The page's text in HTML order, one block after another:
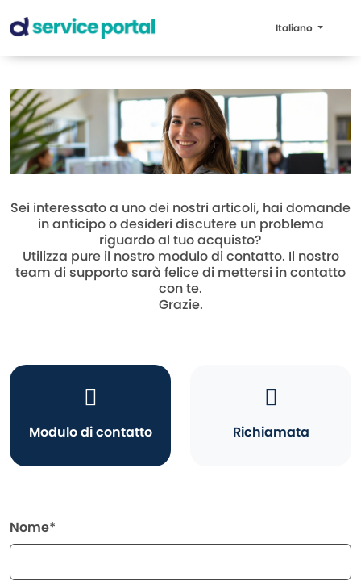
Italiano
Sei interessato a uno dei nostri articoli, hai domande
in anticipo o desideri discutere un problema
riguardo al tuo acquisto?
Utilizza pure il nostro modulo di contatto. Il nostro
team di supporto sarà felice di mettersi in contatto
con te.
Grazie.
Modulo di contatto Richiamata
Nome*